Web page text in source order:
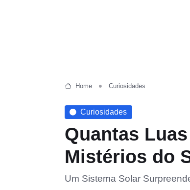
Home Curiosidades
Curiosidades
Quantas
Mistérios do
Um Sistema Solar